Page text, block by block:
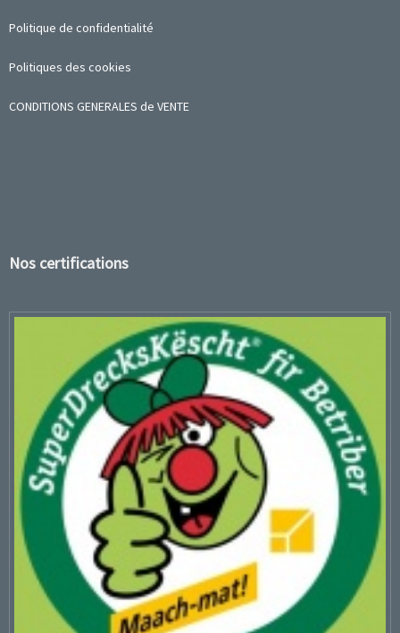
Politique de confidentialité
Politiques des cookies
CONDITIONS GENERALES de VENTE
Nos certifications